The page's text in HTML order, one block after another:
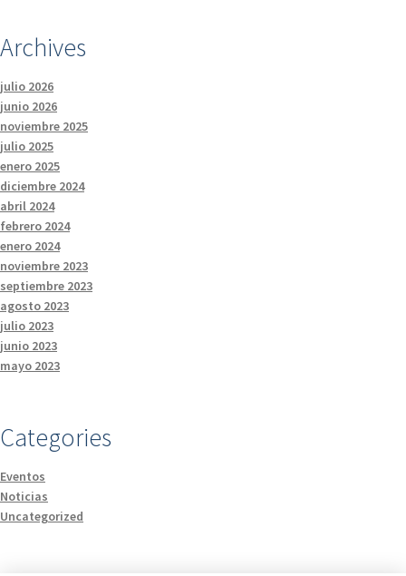
Archives
julio 2026
junio 2026
noviembre 2025
julio 2025
enero 2025
diciembre 2024
abril 2024
febrero 2024
enero 2024
noviembre 2023
septiembre 2023
agosto 2023
julio 2023
junio 2023
mayo 2023
Categories
Eventos
Noticias
Uncategorized